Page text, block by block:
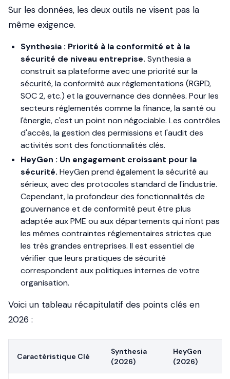
Sur les données, les deux outils ne visent pas la
même exigence.
Synthesia : Priorité à la conformité et à la
sécurité de niveau entreprise. Synthesia a
construit sa plateforme avec une priorité sur la
sécurité, la conformité aux réglementations (RGPD,
SOC 2, etc.) et la gouvernance des données. Pour les
secteurs réglementés comme la finance, la santé ou
l'énergie, c'est un point non négociable. Les contrôles
d'accès, la gestion des permissions et l'audit des
activités sont des fonctionnalités clés.
HeyGen : Un engagement croissant pour la
sécurité. HeyGen prend également la sécurité au
sérieux, avec des protocoles standard de l'industrie.
Cependant, la profondeur des fonctionnalités de
gouvernance et de conformité peut être plus
adaptée aux PME ou aux départements qui n'ont pas
les mêmes contraintes réglementaires strictes que
les très grandes entreprises. Il est essentiel de
vérifier que leurs pratiques de sécurité
correspondent aux politiques internes de votre
organisation.
Voici un tableau récapitulatif des points clés en
2026 :
Caractéristique Clé
Synthesia
(2026)
HeyGen
(2026)